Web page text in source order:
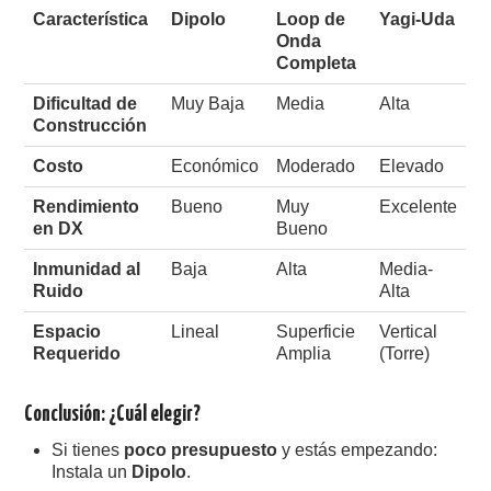
Característica Dipolo
Loop de
Onda
Completa
Yagi-Uda
Dificultad de
Construcción
Muy Baja Media Alta
Costo Económico Moderado Elevado
Rendimiento
en DX
Bueno
Muy
Bueno
Excelente
Inmunidad al
Ruido
Baja Alta
Media-
Alta
Espacio
Requerido
Lineal
Superficie
Amplia
Vertical
(Torre)
Conclusión: ¿Cuál elegir?
Si tienes poco presupuesto y estás empezando:
Instala un Dipolo.